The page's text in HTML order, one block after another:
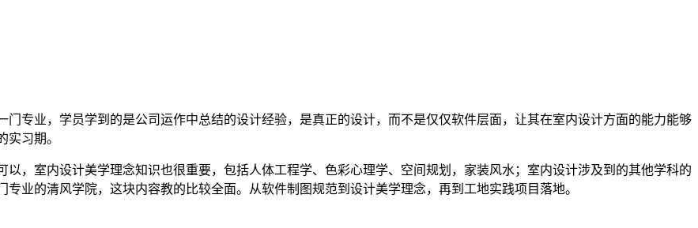
专业，学员学到的是公司运作中总结的设计经验，是真正的设计，而不是仅仅软件层面，让其在室内设计方面的能力能够
习期。
，室内设计美学理念知识也很重要，包括人体工程学、色彩心理学、空间规划，家装风水；室内设计涉及到的其他学科的
业的清风学院，这块内容教的比较全面。从软件制图规范到设计美学理念，再到工地实践项目落地。